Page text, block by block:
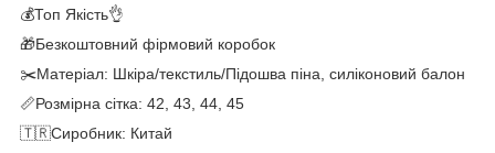
💰Топ Якість👌
🎁Безкоштовний фірмовий коробок
✂️Матеріал: Шкіра/текстиль/Підошва піна, силіконовий балон
📏Розмірна сітка: 42, 43, 44, 45
🇹🇷Сиробник: Китай